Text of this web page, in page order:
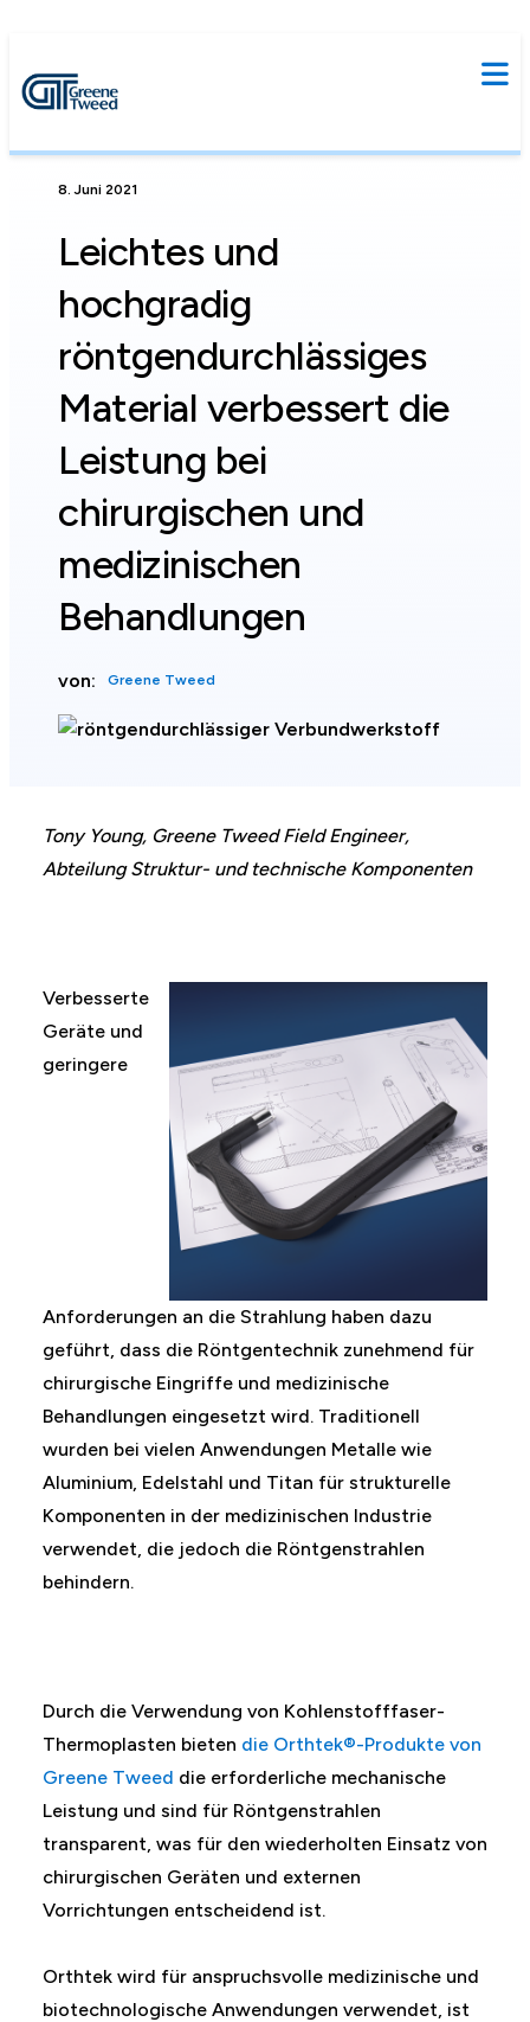
8. Juni 2021
Leichtes und
hochgradig
röntgendurchlässiges
Material verbessert die
Leistung bei
chirurgischen und
medizinischen
Behandlungen
von: Greene Tweed
Tony Young, Greene Tweed Field Engineer,
Abteilung Struktur- und technische Komponenten
Verbesserte
Geräte und
geringere
Anforderungen an die Strahlung haben dazu
geführt, dass die Röntgentechnik zunehmend für
chirurgische Eingriffe und medizinische
Behandlungen eingesetzt wird. Traditionell
wurden bei vielen Anwendungen Metalle wie
Aluminium, Edelstahl und Titan für strukturelle
Komponenten in der medizinischen Industrie
verwendet, die jedoch die Röntgenstrahlen
behindern.
Durch die Verwendung von Kohlenstofffaser-
Thermoplasten bieten die Orthtek®-Produkte von
Greene Tweed die erforderliche mechanische
Leistung und sind für Röntgenstrahlen
transparent, was für den wiederholten Einsatz von
chirurgischen Geräten und externen
Vorrichtungen entscheidend ist.
Orthtek wird für anspruchsvolle medizinische und
biotechnologische Anwendungen verwendet, ist